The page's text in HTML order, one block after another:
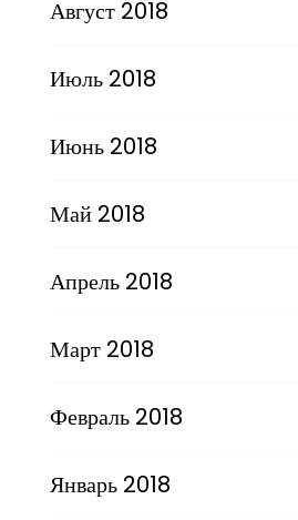
Август 2018
Июль 2018
Июнь 2018
Май 2018
Апрель 2018
Март 2018
Февраль 2018
Январь 2018